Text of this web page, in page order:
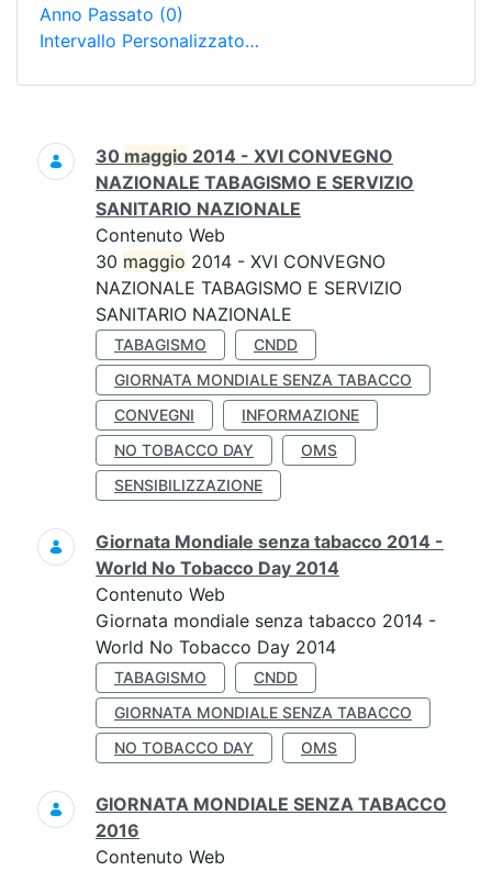
Anno Passato (0)
Intervallo Personalizzato…
Ricerca
30 maggio 2014 - XVI CONVEGNO
NAZIONALE TABAGISMO E SERVIZIO
SANITARIO NAZIONALE
Contenuto Web
30 maggio 2014 - XVI CONVEGNO
NAZIONALE TABAGISMO E SERVIZIO
SANITARIO NAZIONALE
TABAGISMO
CNDD
GIORNATA MONDIALE SENZA TABACCO
CONVEGNI
INFORMAZIONE
NO TOBACCO DAY
OMS
SENSIBILIZZAZIONE
Giornata Mondiale senza tabacco 2014 -
World No Tobacco Day 2014
Contenuto Web
Giornata mondiale senza tabacco 2014 -
World No Tobacco Day 2014
TABAGISMO
CNDD
GIORNATA MONDIALE SENZA TABACCO
NO TOBACCO DAY
OMS
GIORNATA MONDIALE SENZA TABACCO
2016
Contenuto Web